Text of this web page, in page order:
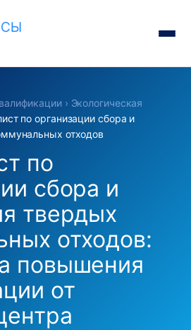
› Экологическая
по организации сбора и
отходов
по
сбора и
твердых
отходов:
повышения
от